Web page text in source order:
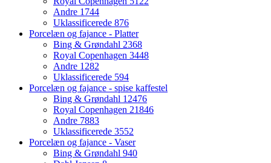
Andre 1744
Uklassificerede 876
Porcelæn og fajance - Platter
Bing & Grøndahl 2368
Royal Copenhagen 3448
Andre 1282
Uklassificerede 594
Porcelæn og fajance - spise kaffestel
Bing & Grøndahl 12476
Royal Copenhagen 21846
Andre 7883
Uklassificerede 3552
Porcelæn og fajance - Vaser
Bing & Grøndahl 940